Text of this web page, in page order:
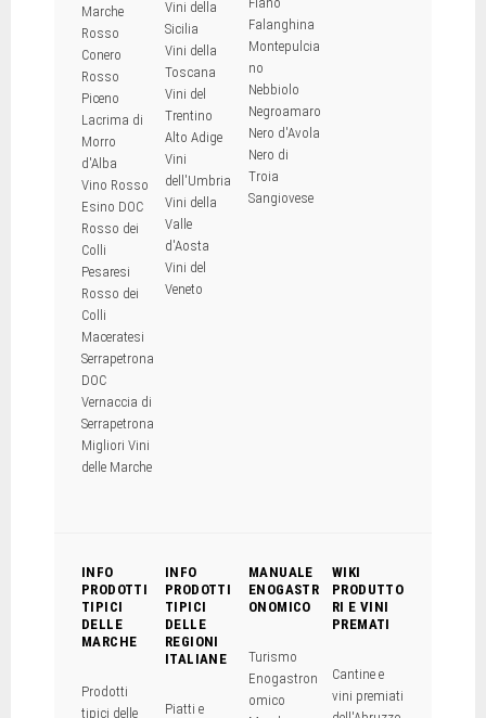
Marche
Rosso
Conero
Rosso
Piceno
Lacrima di
Morro
d'Alba
Vino Rosso
Esino DOC
Rosso dei
Colli
Pesaresi
Rosso dei
Colli
Maceratesi
Serrapetrona
DOC
Vernaccia di
Serrapetrona
Migliori Vini
delle Marche
Vini della
Sicilia
Vini della
Toscana
Vini del
Trentino
Alto Adige
Vini
dell'Umbria
Vini della
Valle
d'Aosta
Vini del
Veneto
Falanghina
Montepulcia
no
Nebbiolo
Negroamaro
Nero d'Avola
Nero di
Troia
Sangiovese
INFO
PRODOTTI
TIPICI
DELLE
MARCHE
Prodotti
tipici delle
INFO
PRODOTTI
TIPICI
DELLE
REGIONI
ITALIANE
Piatti e
MANUALE
ENOGASTR
ONOMICO
Turismo
Enogastron
omico
WIKI
PRODUTTO
RI E VINI
PREMATI
Cantine e
vini premiati